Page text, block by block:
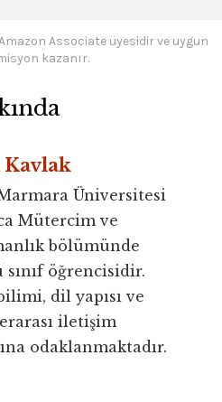
Associate üyesidir ve uygun
kazanır.
Kavlak
Üniversitesi
Mütercim ve
bölümünde
sınıf öğrencisidir.
dil yapısı ve
iletişim
odaklanmaktadır.